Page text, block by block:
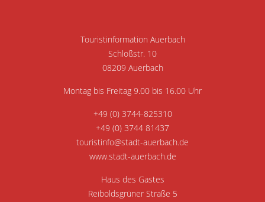
Touristinformation Auerbach
Schloßstr. 10
08209 Auerbach
Montag bis Freitag 9.00 bis 16.00 Uhr
+49 (0) 3744-825310
+49 (0) 3744 81437
touristinfo@stadt-auerbach.de
www.stadt-auerbach.de
Haus des Gastes
Reiboldsgrüner Straße 5